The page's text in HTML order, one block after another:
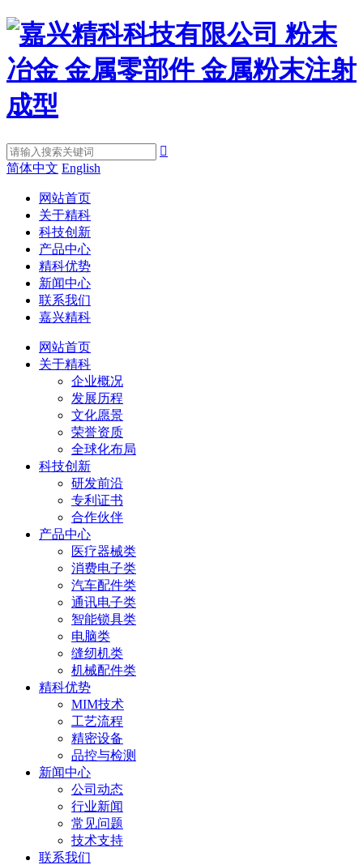

简体中文 English
网站首页
关于精科
科技创新
产品中心
精科优势
新闻中心
联系我们
嘉兴精科
网站首页
关于精科
企业概况
发展历程
文化愿景
荣誉资质
全球化布局
科技创新
研发前沿
专利证书
合作伙伴
产品中心
医疗器械类
消费电子类
汽车配件类
通讯电子类
智能锁具类
电脑类
缝纫机类
机械配件类
精科优势
MIM技术
工艺流程
精密设备
品控与检测
新闻中心
公司动态
行业新闻
常见问题
技术支持
联系我们